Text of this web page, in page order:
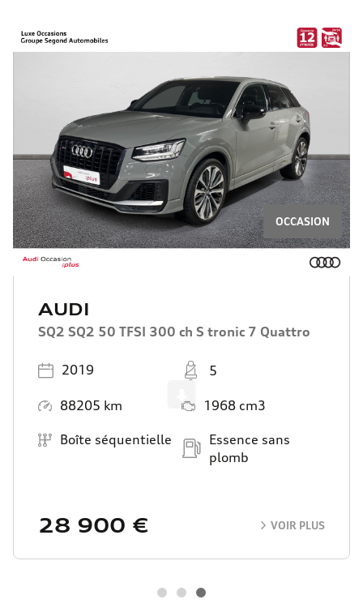
OCCASION
AUDI
A3 SPORTBACK A3 Sportback 40 TFSIe 204 S
Année Places
Kilométrage Moteur
Boîte de vitesse Carburant
Essence / Courant
24 900 € VOIR PLUS
Scroll